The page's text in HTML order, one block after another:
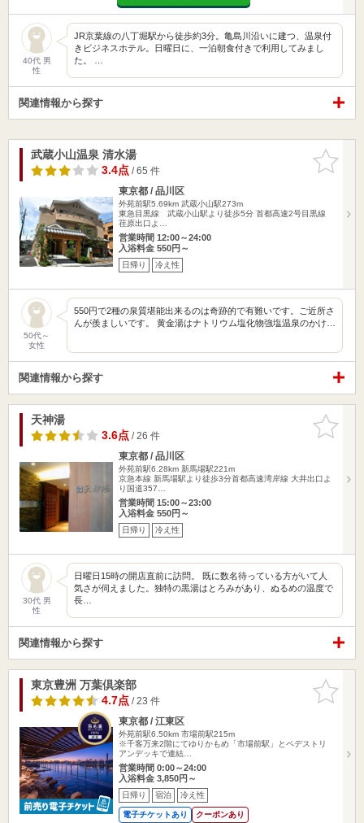
40代 男
性
JR京葉線の八丁堀駅から徒歩約3分。亀島川沿いに建つ、温泉付
きビジネスホテル。日曜日に、一泊朝食付きで利用してみまし
た。 …
関連情報から探す
お気に入
りに追加
武蔵小山温泉 清水湯
3.4点/ 65 件
東京都 / 品川区
外苑前駅5.69km 武蔵小山駅273m
東急目黒線 武蔵小山駅より徒歩5分 首都高速2号目黒線
荏原出口よ…
営業時間 12:00～24:00
入浴料金 550円～
日帰り 冷え性
50代～
女性
550円で2種の泉質堪能出来るのは奇跡的で有難いです。ご近所さ
んが羨ましいです。 黄金湯はナトリウム塩化物強塩温泉のかけ…
関連情報から探す
お気に入
りに追加
天神湯
3.6点/ 26 件
東京都 / 品川区
外苑前駅6.28km 新馬場駅221m
京急本線 新馬場駅より徒歩3分首都高速湾岸線 大井出口よ
り国道357…
営業時間 15:00～23:00
入浴料金 550円～
日帰り 冷え性
30代 男
性
日曜日15時の開店直前に訪問。 既に数名待っている方がいて人
気さが伺えました。独特の黒湯はとろみがあり、ぬるめの温度で
長…
関連情報から探す
お気に入
りに追加
東京豊洲 万葉倶楽部
4.7点/ 23 件
東京都 / 江東区
外苑前駅6.50km 市場前駅215m
※千客万来2階にてゆりかもめ「市場前駅」とペデストリ
アンデッキで連結…
営業時間 0:00～24:00
入浴料金 3,850円～
日帰り 宿泊 冷え性
電子チケットあり クーポンあり